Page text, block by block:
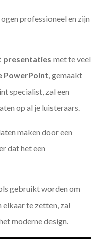
ogen professioneel en zijn
presentaties met te veel
PowerPoint, gemaakt
specialist, zal een
op al je luisteraars.
maken door een
dat het een
gebruikt worden om
elkaar te zetten, zal
moderne design.